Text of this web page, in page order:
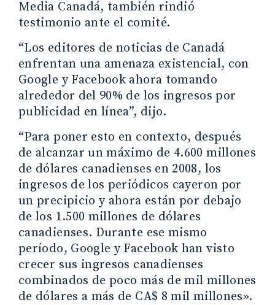
Media Canadá, también rindió
testimonio ante el comité.
“Los editores de noticias de Canadá
enfrentan una amenaza existencial, con
Google y Facebook ahora tomando
alrededor del 90% de los ingresos por
publicidad en línea”, dijo.
“Para poner esto en contexto, después
de alcanzar un máximo de 4.600 millones
de dólares canadienses en 2008, los
ingresos de los periódicos cayeron por
un precipicio y ahora están por debajo
de los 1.500 millones de dólares
canadienses. Durante ese mismo
período, Google y Facebook han visto
crecer sus ingresos canadienses
combinados de poco más de mil millones
de dólares a más de CA$ 8 mil millones».